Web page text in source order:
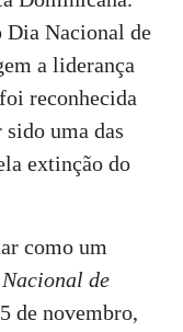
Dia Nacional de
a liderança
reconhecida
uma das
extinção do
como um
de
de novembro,